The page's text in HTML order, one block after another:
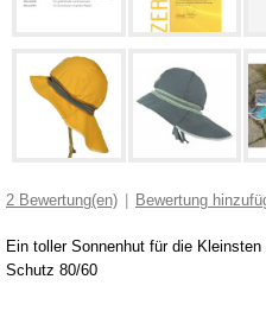
2 Bewertung(en) Bewertung
Ein toller Sonnenhut für die
Schutz 80/60